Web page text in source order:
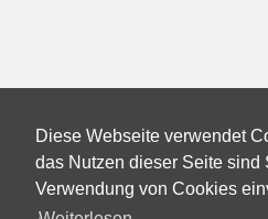
Diese Webseite verwendet
das Nutzen dieser Seite sind
Verwendung von Cookies